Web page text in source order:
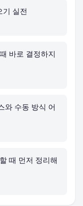
기 실전
바로 결정하지
와 수동 방식 어
때 먼저 정리해